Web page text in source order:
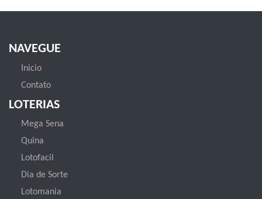
NAVEGUE
Inicio
Contato
LOTERIAS
Mega Sena
Quina
Lotofacil
Dia de Sorte
Lotomania